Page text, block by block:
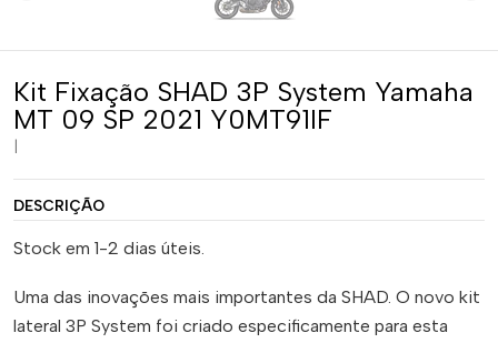
Kit Fixação SHAD 3P System Yamaha
MT 09 SP 2021 Y0MT91IF
DESCRIÇÃO
Stock em 1-2 dias úteis.
Uma das inovações mais importantes da SHAD. O novo kit
lateral 3P System foi criado especificamente para esta